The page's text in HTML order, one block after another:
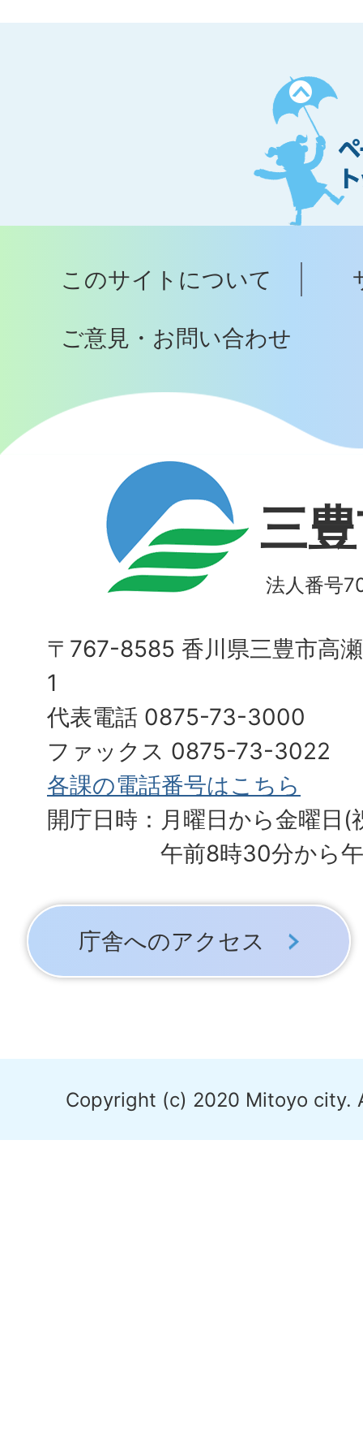
ペ
ー
ジ
ト
ッ
へ
このサイトについて
ご意見・お問い合わせ
三
法人番号
〒767-8585 香川県三豊市高
1
代表電話 0875-73-3000
ファックス 0875-73-3022
各課の電話番号はこちら
開庁日時：月曜日から金曜日(
午前8時30分から
庁舎へのアクセス
Copyright (c) 2020 Mitoyo city.